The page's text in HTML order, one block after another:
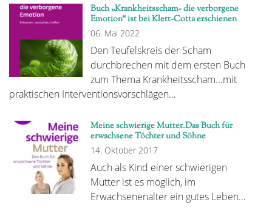
Buch „Krankheitsscham- die verborgene
Emotion“ ist bei Klett-Cotta erschienen
06. Mai 2022
Den Teufelskreis der Scham
durchbrechen mit dem ersten Buch
zum Thema Krankheitsscham...mit
praktischen Interventionsvorschlägen…
Meine schwierige Mutter.Das Buch für
erwachsene Töchter und Söhne
14. Oktober 2017
Auch als Kind einer schwierigen
Mutter ist es möglich, im
Erwachsenenalter ein gutes Leben…